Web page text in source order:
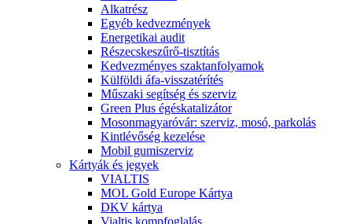
Alkatrész
Egyéb kedvezmények
Energetikai audit
Részecskeszűrő-tisztítás
Kedvezményes szaktanfolyamok
Külföldi áfa-visszatérítés
Műszaki segítség és szerviz
Green Plus égéskatalizátor
Mosonmagyaróvár: szerviz, mosó, parkolás
Kintlévőség kezelése
Mobil gumiszerviz
Kártyák és jegyek
VIALTIS
MOL Gold Europe Kártya
DKV kártya
Vialtis kompfoglalás